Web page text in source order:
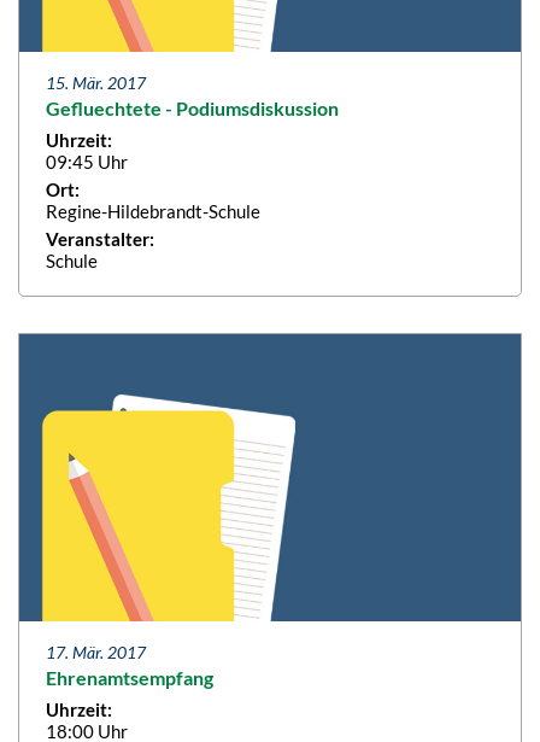
15. Mär. 2017
Gefluechtete - Podiumsdiskussion
Uhrzeit:
09:45 Uhr
Ort:
Regine-Hildebrandt-Schule
Veranstalter:
Schule
17. Mär. 2017
Ehrenamtsempfang
Uhrzeit:
18:00 Uhr